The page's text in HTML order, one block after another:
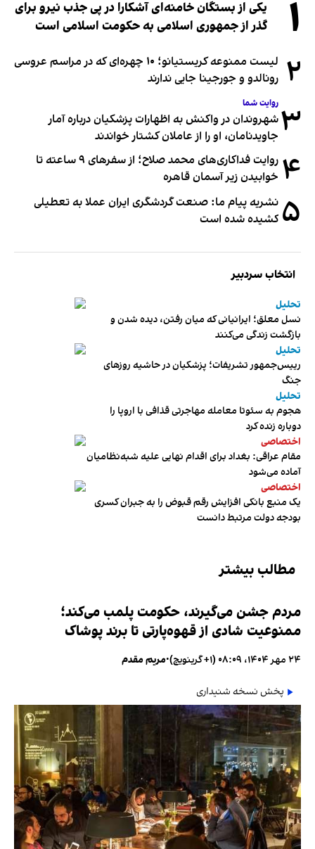
۱
یکی از بستگان خامنه‌ای آشکارا در پی جذب نیرو برای
گذر از جمهوری اسلامی به حکومت اسلامی است
۲
لیست ممنوعه کریستیانو؛ ۱۰ چهره‌ای که در مراسم عروسی
رونالدو و جورجینا جایی ندارند
۳ روایت شما
شهروندان در واکنش به اظهارات پزشکیان درباره آمار
جاویدنامان، او را از عاملان کشتار خواندند
۴
روایت فداکاری‌های محمد صلاح؛ از سفرهای ۹ ساعته تا
خوابیدن زیر آسمان قاهره
۵ نشریه پیام ما: صنعت گردشگری ایران عملا به تعطیلی
کشیده شده است
انتخاب سردبیر
تحلیل
نسل معلق؛ ایرانیانی که میان رفتن، دیده شدن و
بازگشت زندگی می‌کنند
تحلیل
رییس‌جمهور تشریفات؛ پزشکیان در حاشیه روزهای
جنگ
تحلیل
هجوم به سئوتا معامله مهاجرتی قذافی با اروپا را
دوباره زنده کرد
اختصاصی
مقام عراقی: بغداد برای اقدام نهایی علیه شبه‌نظامیان
آماده می‌شود
اختصاصی
یک منبع بانکی افزایش رقم قبوض را به جبران کسری
بودجه دولت مرتبط دانست
مطالب بیشتر
مردم جشن می‌گیرند، حکومت پلمب می‌کند؛
ممنوعیت شادی از قهوه‌پارتی تا برند پوشاک
۲۴ مهر ۱۴۰۴، ۰۸:۰۹ (‎+۱ گرینویچ) •مریم مقدم
پخش نسخه شنیداری